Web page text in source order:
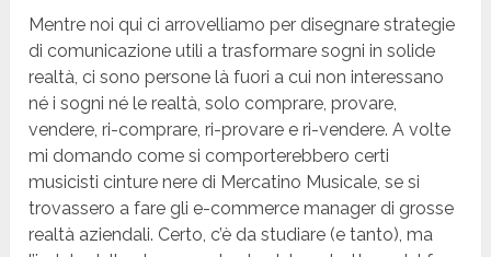
Mentre noi qui ci arrovelliamo per disegnare strategie
di comunicazione utili a trasformare sogni in solide
realtà, ci sono persone là fuori a cui non interessano
né i sogni né le realtà, solo comprare, provare,
vendere, ri-comprare, ri-provare e ri-vendere. A volte
mi domando come si comporterebbero certi
musicisti cinture nere di Mercatino Musicale, se si
trovassero a fare gli e-commerce manager di grosse
realtà aziendali. Certo, c’è da studiare (e tanto), ma